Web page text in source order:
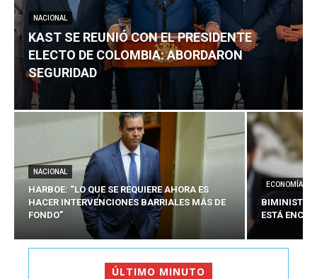
NACIONAL
KAST SE REUNIÓ CON EL PRESIDENTE
ELECTO DE COLOMBIA: ABORDARON
SEGURIDAD
NACIONAL
HARBOE: “LO QUE SE REQUIERE AHORA ES
HACER INTERVENCIONES BARRIALES MÁS DE
FONDO”
ECONOMÍA
BIMINISTRO
ESTÁ
ÚLTIMO MINUTO